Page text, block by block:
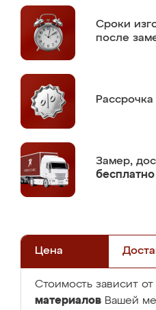
Сроки
после
Рассрочка
Замер,
бесплатно
Цена
Стоимость зависит от
материалов Вашей